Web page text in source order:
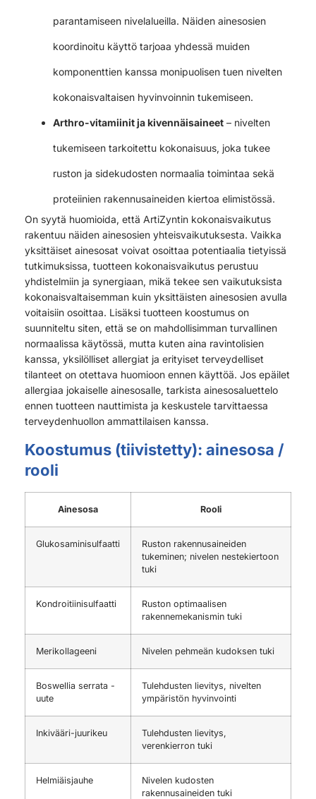
parantamiseen nivelalueilla. Näiden ainesosien
koordinoitu käyttö tarjoaa yhdessä muiden
komponenttien kanssa monipuolisen tuen nivelten
kokonaisvaltaisen hyvinvoinnin tukemiseen.
Arthro-vitamiinit ja kivennäisaineet – nivelten
tukemiseen tarkoitettu kokonaisuus, joka tukee
ruston ja sidekudosten normaalia toimintaa sekä
proteiinien rakennusaineiden kiertoa elimistössä.
On syytä huomioida, että ArtiZyntin kokonaisvaikutus
rakentuu näiden ainesosien yhteisvaikutuksesta. Vaikka
yksittäiset ainesosat voivat osoittaa potentiaalia tietyissä
tutkimuksissa, tuotteen kokonaisvaikutus perustuu
yhdistelmiin ja synergiaan, mikä tekee sen vaikutuksista
kokonaisvaltaisemman kuin yksittäisten ainesosien avulla
voitaisiin osoittaa. Lisäksi tuotteen koostumus on
suunniteltu siten, että se on mahdollisimman turvallinen
normaalissa käytössä, mutta kuten aina ravintolisien
kanssa, yksilölliset allergiat ja erityiset terveydelliset
tilanteet on otettava huomioon ennen käyttöä. Jos epäilet
allergiaa jokaiselle ainesosalle, tarkista ainesosaluettelo
ennen tuotteen nauttimista ja keskustele tarvittaessa
terveydenhuollon ammattilaisen kanssa.
Koostumus (tiivistetty): ainesosa /
rooli
Ainesosa Rooli
Glukosaminisulfaatti
Ruston rakennusaineiden
tukeminen; nivelen nestekiertoon
tuki
Kondroitiinisulfaatti
Ruston optimaalisen
rakennemekanismin tuki
Merikollageeni Nivelen pehmeän kudoksen tuki
Boswellia serrata -
uute
Tulehdusten lievitys, nivelten
ympäristön hyvinvointi
Inkivääri-juurikeu
Tulehdusten lievitys,
verenkierron tuki
Helmiäisjauhe
Nivelen kudosten
rakennusaineiden tuki